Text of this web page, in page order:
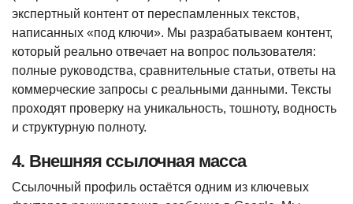
экспертный контент от переспамленных текстов,
написанных «под ключи». Мы разрабатываем контент,
который реально отвечает на вопрос пользователя:
полные руководства, сравнительные статьи, ответы на
коммерческие запросы с реальными данными. Тексты
проходят проверку на уникальность, тошноту, водность
и структурную полноту.
4. Внешняя ссылочная масса
Ссылочный профиль остаётся одним из ключевых